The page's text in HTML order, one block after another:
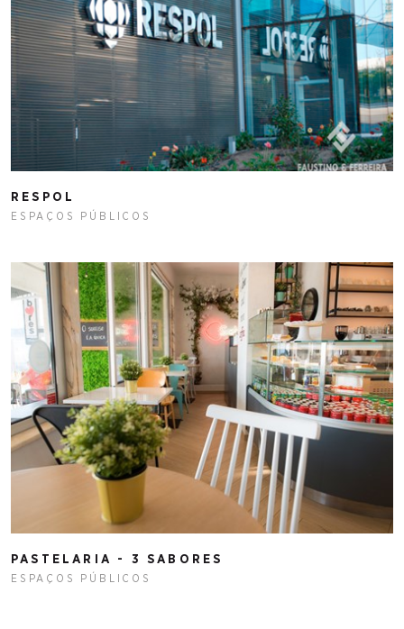
RESPOL
ESPAÇOS PÚBLICOS
PASTELARIA - 3 SABORES
ESPAÇOS PÚBLICOS